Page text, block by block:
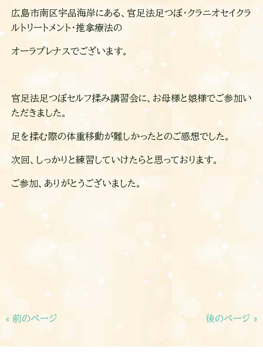
広島市南区宇品海岸にある、官足法足つぼ・クラニオセイクラ
ルトリートメント・推拿療法の
オーラプレナスでございます。
官足法足つぼセルフ揉み講習会に、お母様と娘様でご参加い
ただきました。
足を揉む際の体重移動が難しかったとのご感想でした。
次回、しっかりと練習していけたらと思っております。
ご参加、ありがとうございました。
« 前のページ 後のページ »